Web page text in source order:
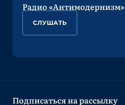
Радио «Антимодернизм»
СЛУШАТЬ
Подписаться на рассылку